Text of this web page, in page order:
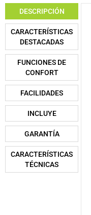
DESCRIPCIÓN
CARACTERÍSTICAS
DESTACADAS
FUNCIONES DE
CONFORT
FACILIDADES
INCLUYE
GARANTÍA
CARACTERÍSTICAS
TÉCNICAS